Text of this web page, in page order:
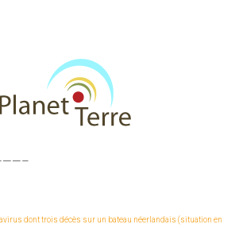
dont trois décès sur un bateau néerlandais (situation en